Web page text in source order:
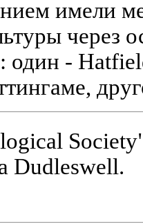
имели
через
один -
Dudleswell.